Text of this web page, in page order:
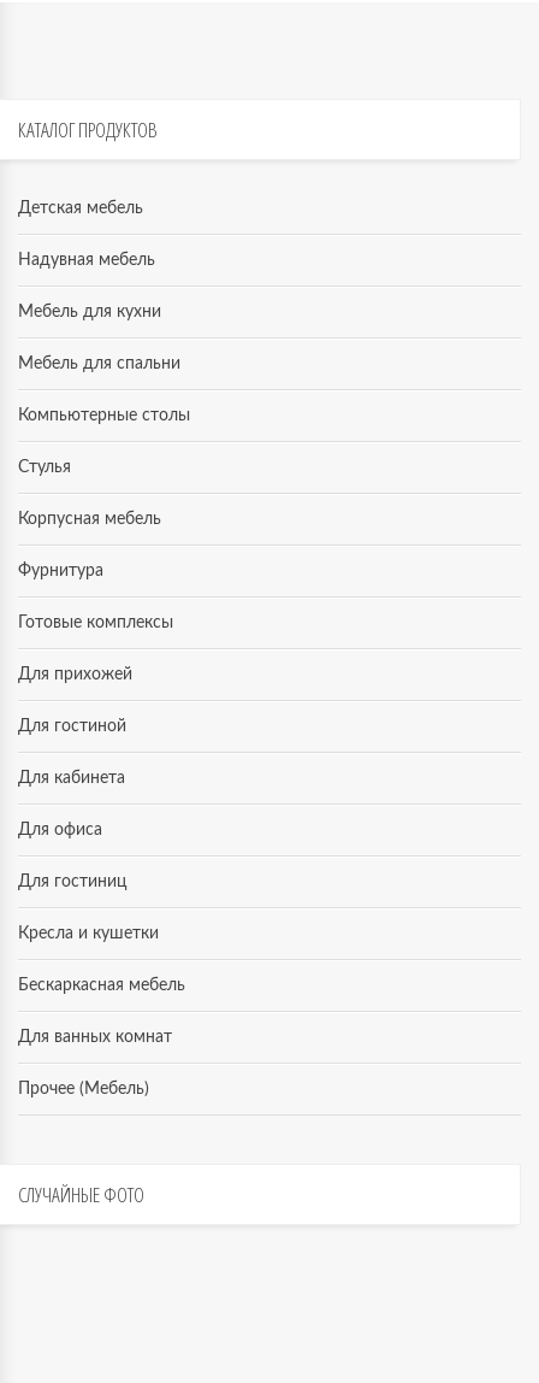
КАТАЛОГПРОДУКТОВ
Детская мебель
Надувная мебель
Мебель для кухни
Мебель для спальни
Компьютерные столы
Стулья
Корпусная мебель
Фурнитура
Готовые комплексы
Для прихожей
Для гостиной
Для кабинета
Для офиса
Для гостиниц
Кресла и кушетки
Бескаркасная мебель
Для ванных комнат
Прочее (Мебель)
СЛУЧАЙНЫЕФОТО